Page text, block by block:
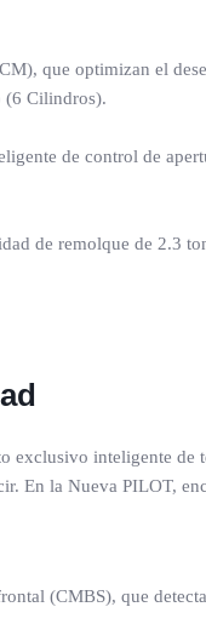
que optimizan el
(6 Cilindros).
de control de
de remolque de 2.3
exclusivo inteligente
En la Nueva PILOT,
(CMBS), que